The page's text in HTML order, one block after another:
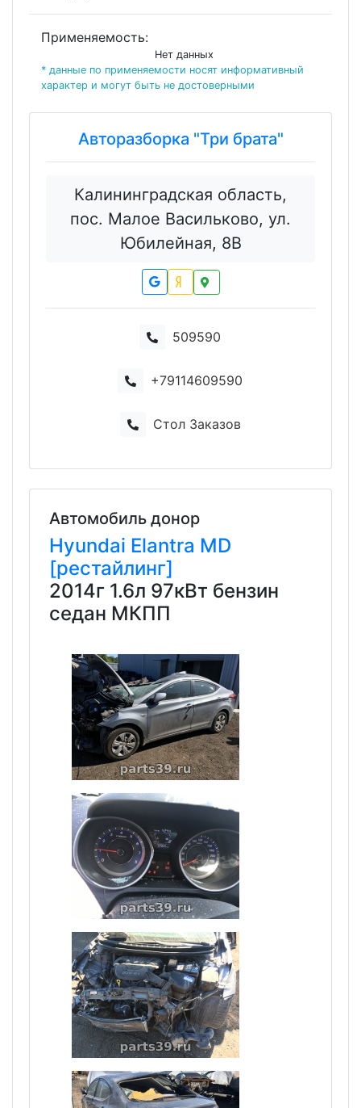
Применяемость:
Нет данных
* данные по применяемости носят информативный
характер и могут быть не достоверными
Авторазборка "Три брата"
Калининградская область,
пос. Малое Васильково, ул.
Юбилейная, 8В
509590
+79114609590
Стол Заказов
Автомобиль донор
Hyundai Elantra MD
[рестайлинг]
2014г 1.6л 97кВт бензин
седан МКПП